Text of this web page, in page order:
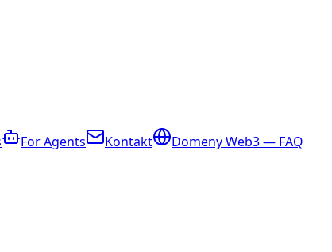
For Agents Kontakt Domeny Web3 — FAQ